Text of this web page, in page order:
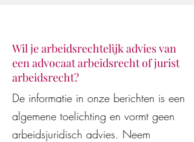
De Vestingloop 2026
Wil je arbeidsrechtelijk advies van
een advocaat arbeidsrecht of jurist
arbeidsrecht?
De informatie in onze berichten is een
algemene toelichting en vormt geen
arbeidsjuridisch advies. Neem